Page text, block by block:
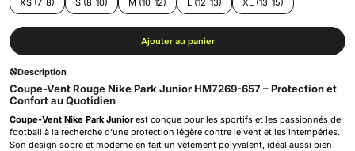
XS (7-8)
S (8-10) M (10-12) L (12-13) XL (13-15)
Ajouter au panier
Description
Coupe-Vent Rouge Nike Park Junior HM7269-657 – Protection et
Confort au Quotidien
Coupe-Vent Nike Park Juniorest conçue pour les sportifs et les passionnés de
football à la recherche d’une protection légère contre le vent et les intempéries.
Son design sobre et moderne en fait un vêtement polyvalent, idéal aussi bien